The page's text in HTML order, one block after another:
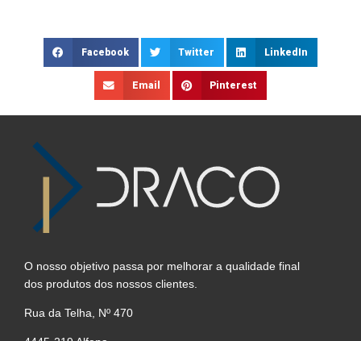
Facebook Twitter LinkedIn
Email Pinterest
O nosso objetivo passa por melhorar a qualidade final
dos produtos dos nossos clientes.
Rua da Telha, Nº 470